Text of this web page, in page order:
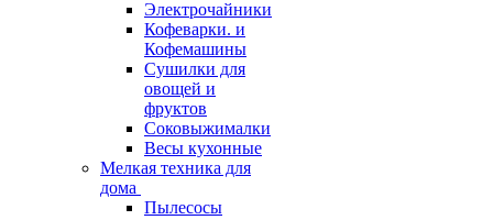
Электрочайники
Кофеварки. и
Кофемашины
Сушилки для
овощей и
фруктов
Соковыжималки
Весы кухонные
Мелкая техника для
дома
Пылесосы